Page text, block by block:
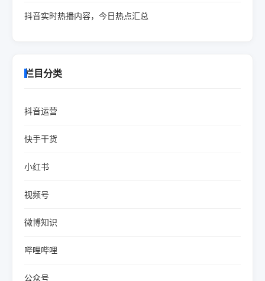
抖音实时热播内容，今日热点汇总
栏目分类
抖音运营
快手干货
小红书
视频号
微博知识
哔哩哔哩
公众号